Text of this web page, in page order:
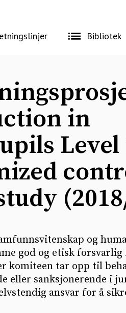
Bibliotek
in
Level
og
god og etisk forsvarlig
komiteen tar opp til
eller sanksjonerende i
ansvar for å